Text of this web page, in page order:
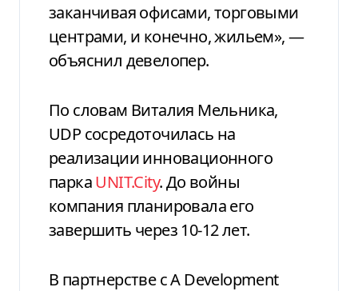
заканчивая офисами, торговыми
центрами, и конечно, жильем», —
объяснил девелопер.
По словам Виталия Мельника,
UDP сосредоточилась на
реализации инновационного
паркаUNIT.City. До войны
компания планировала его
завершить через 10-12 лет.
В партнерстве с A Development